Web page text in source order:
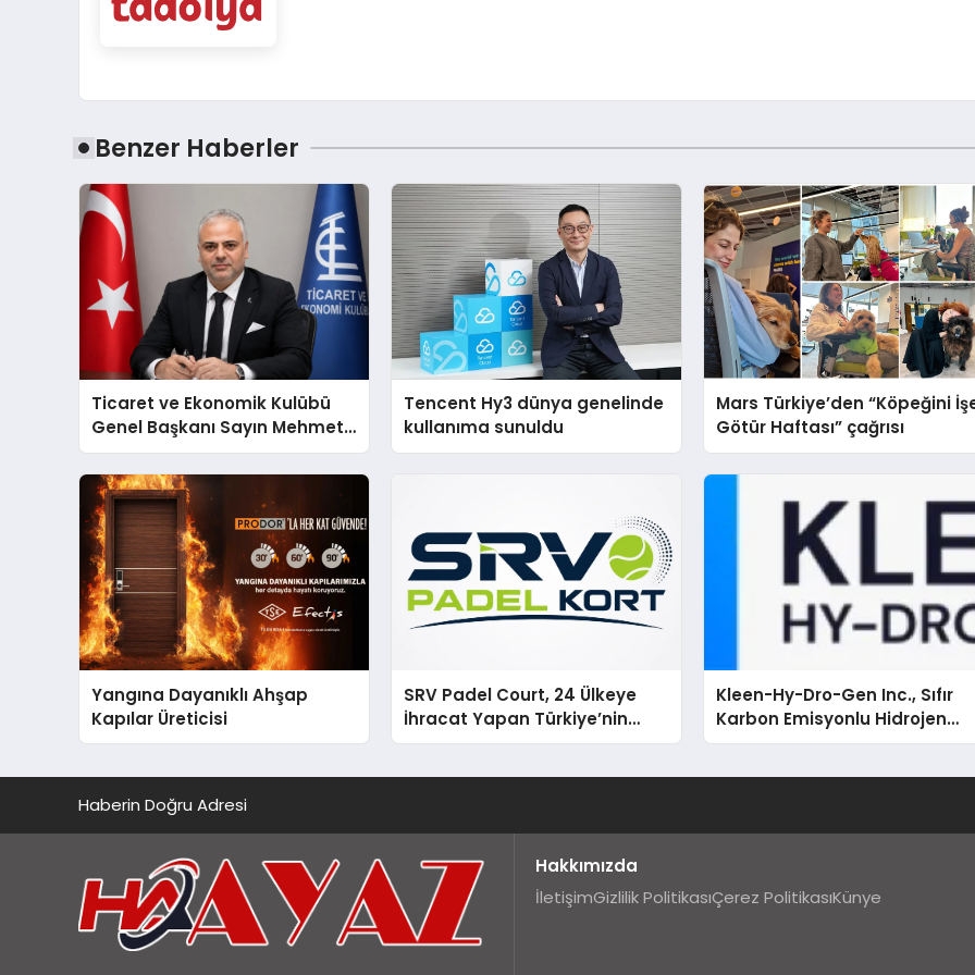
Benzer Haberler
Ticaret ve Ekonomik Kulübü
Genel Başkanı Sayın Mehmet
Ulutaş, ekonomiye dair yaptığı
açıklamada şunları kaydetti:
Tencent Hy3 dünya genelinde
kullanıma sunuldu
Mars Türkiye’den “Köpeğini
Götür Haftası” çağrısı
Yangına Dayanıklı Ahşap
Kapılar Üreticisi
SRV Padel Court, 24 Ülkeye
İhracat Yapan Türkiye’nin
Padel Kortu Üretim Gücü
Kleen-Hy-Dro-Gen Inc., Sıfır
Karbon Emisyonlu Hidrojen
Isıtma Teknolojisinde ISO ve
Haberin Doğru Adresi
Hakkımızda
İletişimGizlilik PolitikasıÇerez PolitikasıKünye